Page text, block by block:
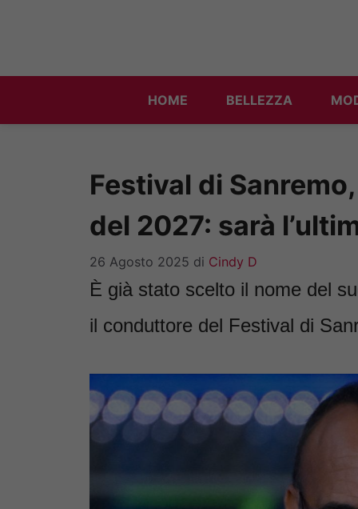
HOME BELLEZZA
Festival di
del 2027: sarà
26 Agosto 2025 di Cindy D
È già stato scelto il nome del
il conduttore del Festival di